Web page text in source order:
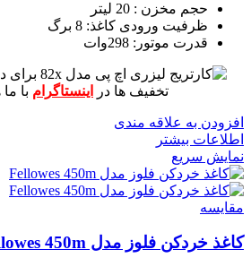
حجم مخزن : 20 لیتر
ظرفیت ورودی کاغذ: 8 برگ
قدرت موتور: 298وات
برای
تخفیف ها در
اینستاگرام با
افزودن به علاقه مندی
اطلاعات بیشتر
نمایش سریع
مقايسه
کاغذ خردکن فلوز مدل Fellowes 450m